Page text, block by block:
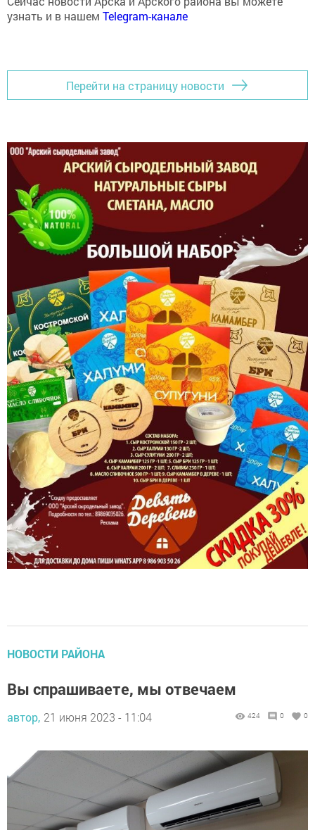
узнать и в нашем Telegram-канале
Перейти на страницу новости
НОВОСТИ РАЙОНА
Вы спрашиваете, мы отвечаем
автор, 21 июня 2023 - 11:04 424 0 0